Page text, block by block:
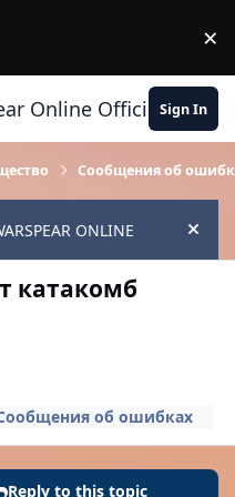
×
Online Official Forum
Sign In
Сообщения об
ONLINE Hide
катакомб
об ошибках
Reply to this topic